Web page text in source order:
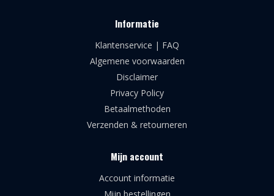
Informatie
Klantenservice | FAQ
Algemene voorwaarden
Disclaimer
Privacy Policy
Betaalmethoden
Verzenden & retourneren
Mijn account
Account informatie